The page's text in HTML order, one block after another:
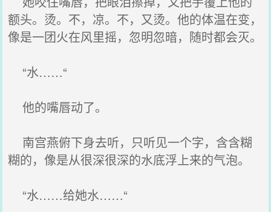
额头。烫。不，凉。不，又烫。他的体温在变，
像是一团火在风里摇，忽明忽暗，随时都会灭。
“水……“
他的嘴唇动了。
南宫燕俯下身去听，只听见一个字，含含糊
糊的，像是从很深很深的水底浮上来的气泡。
“水……给她水……“